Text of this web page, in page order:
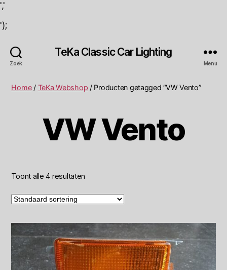
','
');
Zoek
TeKa Classic Car Lighting
Menu
Home/ TeKa Webshop / Producten getagged “VW Vento”
VW Vento
Toont alle 4 resultaten